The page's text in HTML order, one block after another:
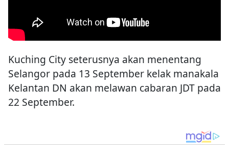
Kuching City seterusnya akan menentang
Selangor pada 13 September kelak manakala
Kelantan DN akan melawan cabaran JDT pada
22 September.